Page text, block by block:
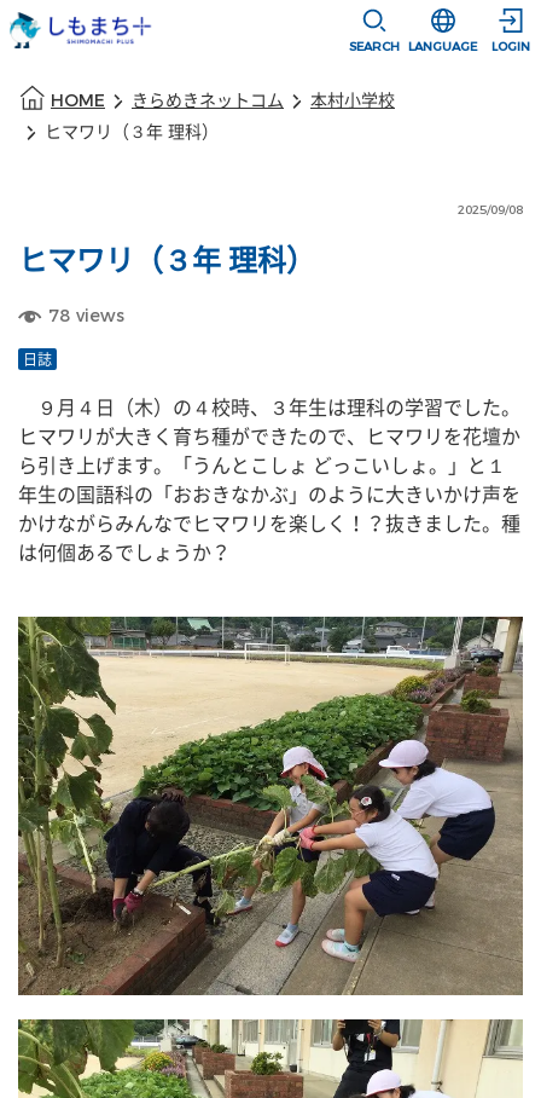
SEARCH
選択すると言
LANGUAGE LOGIN
HOME きらめきネットコム
本村小学校
ヒマワリ（３年 理科）
2025/09/08
ヒマワリ（３年 理科）
78 views
日誌
９月４日（木）の４校時、３年生は理科の学習でした。
ヒマワリが大きく育ち種ができたので、ヒマワリを花壇か
ら引き上げます。「うんとこしょ どっこいしょ。」と１
年生の国語科の「おおきなかぶ」のように大きいかけ声を
かけながらみんなでヒマワリを楽しく！？抜きました。種
は何個あるでしょうか？